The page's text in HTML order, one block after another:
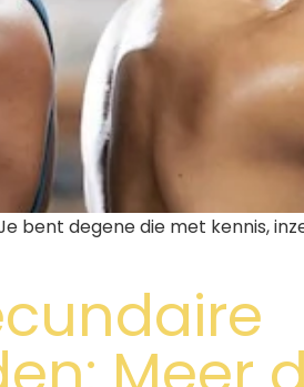
bent degene die met kennis,